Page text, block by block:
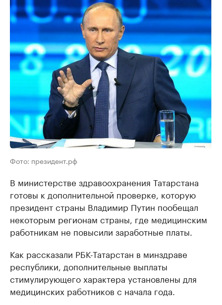
Фото: президент.рф
В министерстве здравоохранения Татарстана
готовы к дополнительной проверке, которую
президент страны Владимир Путин пообещал
некоторым регионам страны, где медицинским
работникам не повысили заработные платы.
Как рассказали РБК-Татарстан в минздраве
республики, дополнительные выплаты
стимулирующего характера установлены для
медицинских работников с начала года.